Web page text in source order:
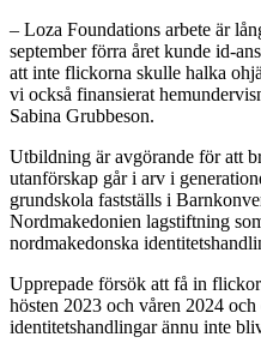
– Loza Foundations arbete är
september förra året kunde id-
att inte flickorna skulle halka
vi också finansierat
Sabina Grubbeson.
Utbildning är avgörande för att
utanförskap går i arv i
grundskola fastställs i
Nordmakedonien lagstiftning
nordmakedonska
Upprepade försök att få in
hösten 2023 och våren 2024 och
identitetshandlingar ännu inte